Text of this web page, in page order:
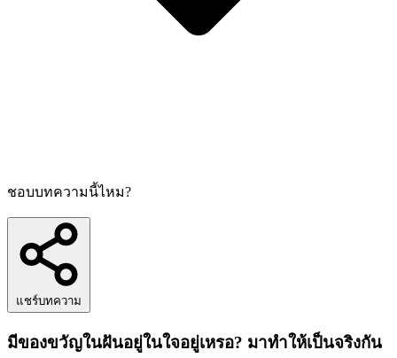
ชอบบทความนี้ไหม?
แชร์บทความ
มีของขวัญในฝันอยู่ในใจอยู่เหรอ? มาทำให้เป็นจริงกัน